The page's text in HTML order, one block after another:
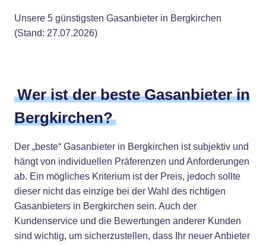
Unsere 5 günstigsten Gasanbieter in Bergkirchen
(Stand: 27.07.2026)
Wer ist der beste Gasanbieter in
Bergkirchen?
Der „beste“ Gasanbieter in Bergkirchen ist subjektiv und
hängt von individuellen Präferenzen und Anforderungen
ab. Ein mögliches Kriterium ist der Preis, jedoch sollte
dieser nicht das einzige bei der Wahl des richtigen
Gasanbieters in Bergkirchen sein. Auch der
Kundenservice und die Bewertungen anderer Kunden
sind wichtig, um sicherzustellen, dass Ihr neuer Anbieter